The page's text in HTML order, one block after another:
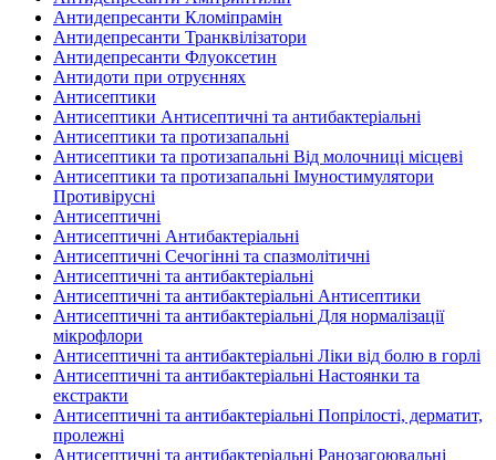
Антидепресанти Кломіпрамін
Антидепресанти Транквілізатори
Антидепресанти Флуоксетин
Антидоти при отруєннях
Антисептики
Антисептики Антисептичні та антибактеріальні
Антисептики та протизапальні
Антисептики та протизапальні Від молочниці місцеві
Антисептики та протизапальні Імуностимулятори
Противірусні
Антисептичні
Антисептичні Антибактеріальні
Антисептичні Сечогінні та спазмолітичні
Антисептичні та антибактеріальні
Антисептичні та антибактеріальні Антисептики
Антисептичні та антибактеріальні Для нормалізації
мікрофлори
Антисептичні та антибактеріальні Ліки від болю в горлі
Антисептичні та антибактеріальні Настоянки та
екстракти
Антисептичні та антибактеріальні Попрілості, дерматит,
пролежні
Антисептичні та антибактеріальні Ранозагоювальні